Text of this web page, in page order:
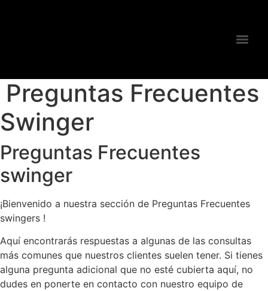
Preguntas Frecuentes
Swinger
Preguntas Frecuentes
swinger
¡Bienvenido a nuestra sección de Preguntas Frecuentes
swingers !
Aquí encontrarás respuestas a algunas de las consultas
más comunes que nuestros clientes suelen tener. Si tienes
alguna pregunta adicional que no esté cubierta aquí, no
dudes en ponerte en contacto con nuestro equipo de